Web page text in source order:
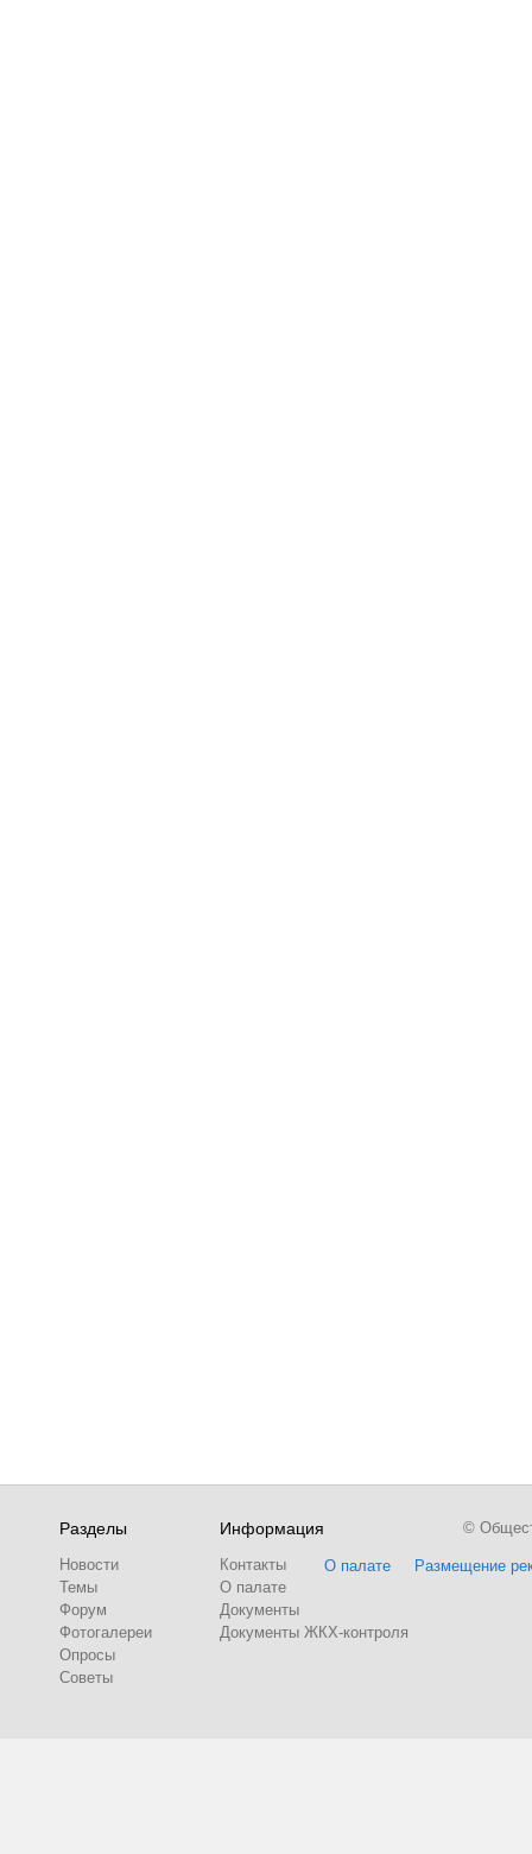
Разделы
Новости
Темы
Форум
Фотогалереи
Опросы
Советы
Информация
Контакты
О палате
Документы
Документы ЖКХ-контроля
О палате Размещение
©